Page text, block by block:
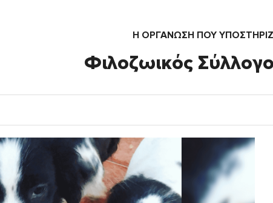
Η ΟΡΓΆΝΩΣΗ ΠΟΥ
Φιλοζωικός